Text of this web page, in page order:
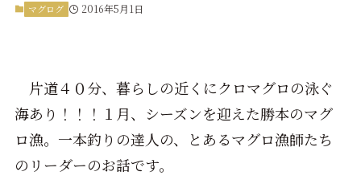
マグログ 2016年5月1日
片道４０分、暮らしの近くにクロマグロの泳ぐ
海あり！！！１月、シーズンを迎えた勝本のマグ
ロ漁。一本釣りの達人の、とあるマグロ漁師たち
のリーダーのお話です。